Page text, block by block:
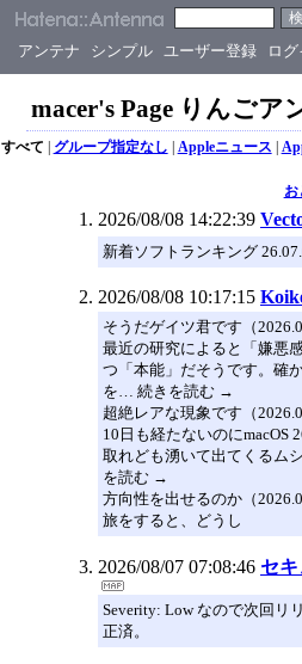
アンテナ シンプル ユーザー登録 ロ
macer's Page りんごア
すべて | グループ指定なし | Appleニュース |
お
2026/08/08 14:22:39
新着ソフトランキング
2026/08/08 10:17:15
そうだゲイツ君です（
最近の研究によると「嫌悪
つ「本能」だそうです。確
を… 続きを読む →
超絶レアな現象です（
10日も経たないのにmacOS
取れども湧いて出てくるム
を読む →
方向性を出せるのか（
旅をすると、どうし
2026/08/07 07:08:46 セ
Severity: Low なので次回リ
正済。